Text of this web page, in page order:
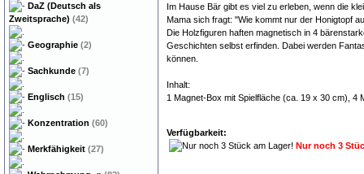
Im Hause Bär gibt es viel zu erleben, wenn die
Mama sich fragt: "Wie kommt nur der Honigtopf
Die Holzfiguren haften magnetisch in 4
Geschichten selbst erfinden. Dabei werden
können.
Inhalt:
1 Magnet-Box mit Spielfläche (ca. 19 x 30 cm), 4
Verfügbarkeit:
Nur noch 3
DaZ (Deutsch als
Zweitsprache) (42)
Geographie (2)
Sachkunde (7)
Englisch (15)
Konzentration (60)
Merkfähigkeit (27)